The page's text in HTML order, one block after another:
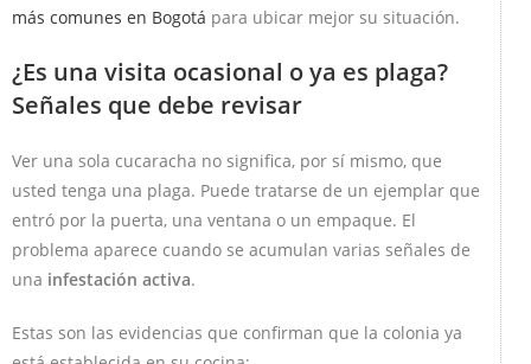
más comunes en Bogotá para ubicar mejor su situación.
¿Es una visita ocasional o ya es plaga?
Señales que debe revisar
Ver una sola cucaracha no significa, por sí mismo, que
usted tenga una plaga. Puede tratarse de un ejemplar que
entró por la puerta, una ventana o un empaque. El
problema aparece cuando se acumulan varias señales de
una infestación activa.
Estas son las evidencias que confirman que la colonia ya